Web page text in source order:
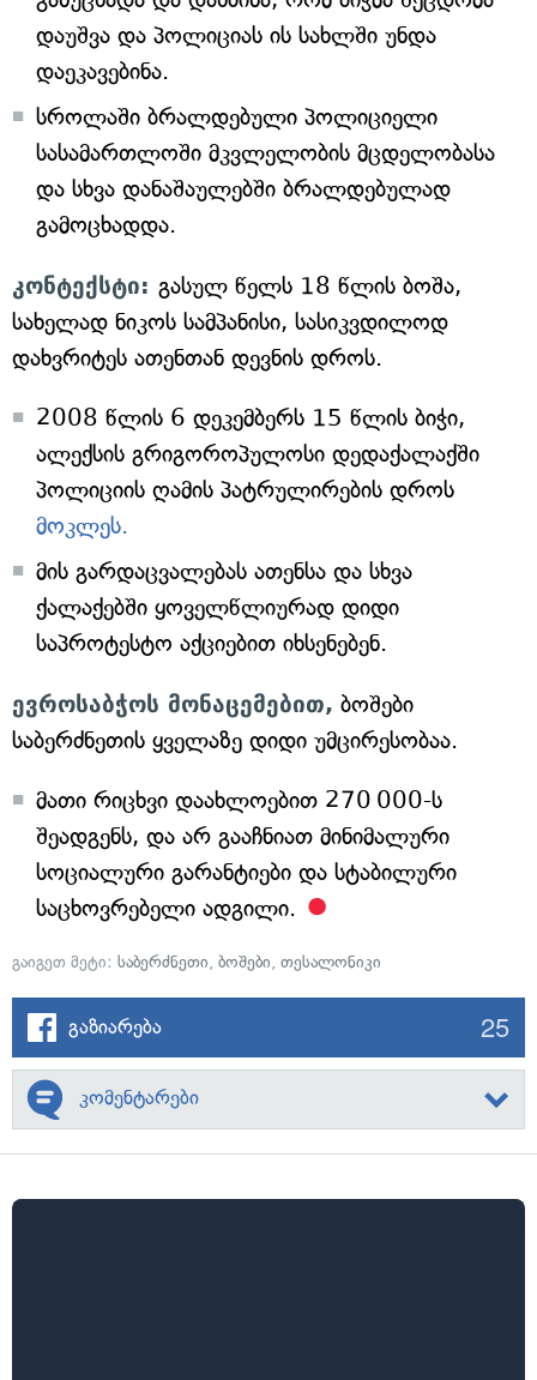
დაუშვა და პოლიციას ის სახლში უნდა
დაეკავებინა.
სროლაში ბრალდებული პოლიციელი
სასამართლოში მკვლელობის მცდელობასა
და სხვა დანაშაულებში ბრალდებულად
გამოცხადდა.
კონტექსტი: გასულ წელს 18 წლის ბოშა,
სახელად ნიკოს სამპანისი, სასიკვდილოდ
დახვრიტეს ათენთან დევნის დროს.
2008 წლის 6 დეკემბერს 15 წლის ბიჭი,
ალექსის გრიგოროპულოსი დედაქალაქში
პოლიციის ღამის პატრულირების დროს
მოკლეს.
მის გარდაცვალებას ათენსა და სხვა
ქალაქებში ყოველწლიურად დიდი
საპროტესტო აქციებით იხსენებენ.
ევროსაბჭოს მონაცემებით, ბოშები
საბერძნეთის ყველაზე დიდი უმცირესობაა.
მათი რიცხვი დაახლოებით 270 000-ს
შეადგენს, და არ გააჩნიათ მინიმალური
სოციალური გარანტიები და სტაბილური
საცხოვრებელი ადგილი.
გაიგეთ მეტი: საბერძნეთი, ბოშები, თესალონიკი
გაზიარება 25
კომენტარები